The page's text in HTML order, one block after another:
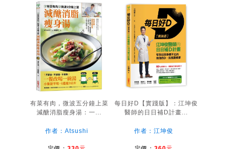
有菜有肉，微波五分鐘上菜
減醣消脂瘦身湯：一...
作者：Atsushi
每日好D【實踐版】：江坤俊
醫師的日日補D計畫...
作者：江坤俊